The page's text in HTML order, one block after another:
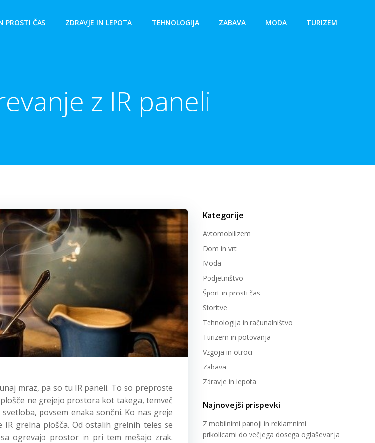
PROSTI ČAS ZDRAVJE IN LEPOTA TEHNOLOGIJA ZABAVA MODA TURIZEM
z IR paneli
mraz, pa so tu IR paneli. To so preproste
ne grejejo prostora kot takega, temveč
povsem enaka sončni. Ko nas greje
grelna plošča. Od ostalih grelnih teles se
ogrevajo prostor in pri tem mešajo zrak.
Kategorije
Avtomobilizem
Dom in vrt
Moda
Podjetništvo
Šport in prosti čas
Storitve
Tehnologija in računalništvo
Turizem in potovanja
Vzgoja in otroci
Zabava
Zdravje in lepota
Najnovejši prispevki
Z mobilnimi panoji in reklamnimi
prikolicami do večjega dosega oglaševanja